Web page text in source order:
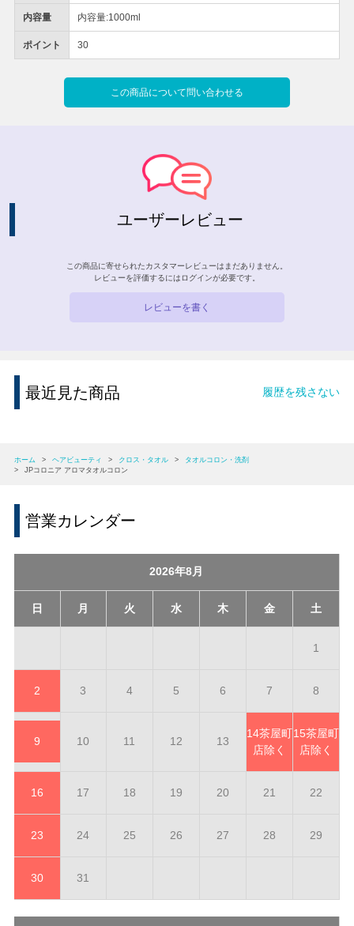
内容量 内容量:1000ml
ポイント 30
この商品について問い合わせる
ユーザーレビュー
この商品に寄せられたカスタマーレビューはまだありません。
レビューを評価するには ログインが必要です。
レビューを書く
最近見た商品 履歴を残さない
ホーム > ヘアビューティ > クロス・タオル >
タオルコロン・洗剤
>
JPコロニア アロマタオルコロン
営業カレンダー
2026年8月
日 月 火 水 木 金 土
1
2 3 4 5 6 7 8
9 10 11 12 13
14茶屋町
店除く
15茶屋町
店除く
16 17 18 19 20 21 22
23 24 25 26 27 28 29
30 31